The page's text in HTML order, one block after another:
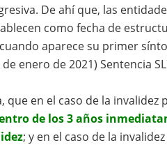
De ahí que, las
como fecha de
aparece su primer
enero de 2021) Sentencia
que en el caso de la
de los 3 años
; y en el caso de la